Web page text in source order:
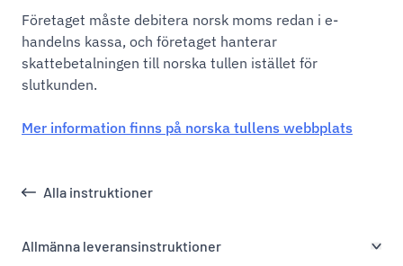
Alla instruktioner
Allmänna leveransinstruktioner
Företaget måste debitera norsk moms redan i e-
handelns kassa, och företaget hanterar
skattebetalningen till norska tullen istället för
slutkunden.
Mer information finns på norska tullens webbplats